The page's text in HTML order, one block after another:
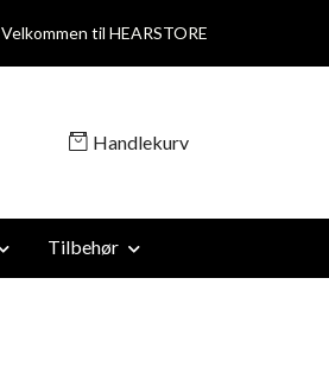
Velkommen til HEARSTORE
Handlekurv
Tilbehør